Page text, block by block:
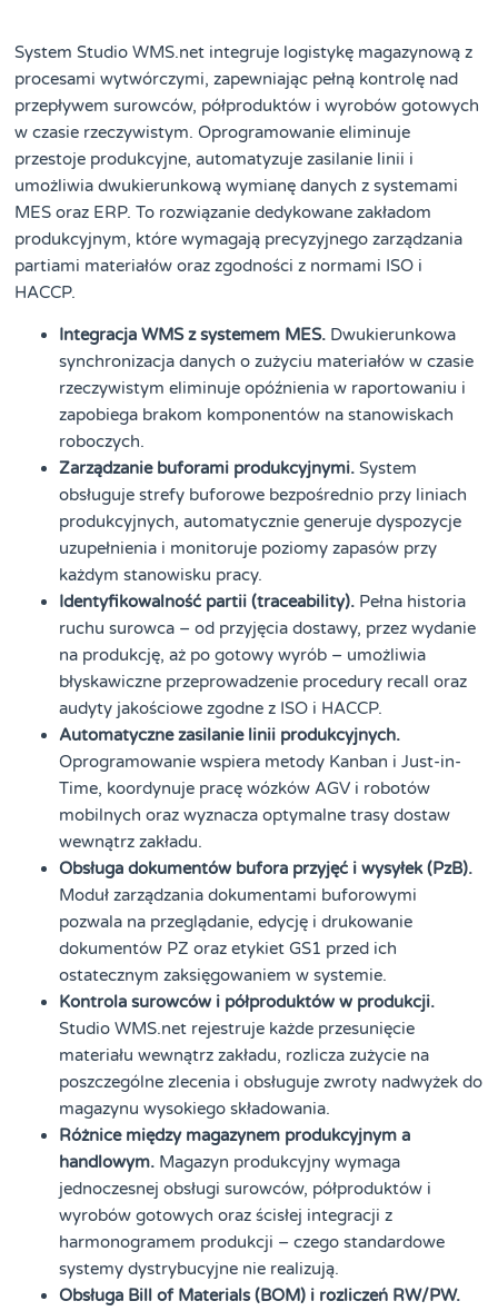
System Studio WMS.net integruje logistykę magazynową z
procesami wytwórczymi, zapewniając pełną kontrolę nad
przepływem surowców, półproduktów i wyrobów gotowych
w czasie rzeczywistym. Oprogramowanie eliminuje
przestoje produkcyjne, automatyzuje zasilanie linii i
umożliwia dwukierunkową wymianę danych z systemami
MES oraz ERP. To rozwiązanie dedykowane zakładom
produkcyjnym, które wymagają precyzyjnego zarządzania
partiami materiałów oraz zgodności z normami ISO i
HACCP.
Integracja WMS z systemem MES. Dwukierunkowa
synchronizacja danych o zużyciu materiałów w czasie
rzeczywistym eliminuje opóźnienia w raportowaniu i
zapobiega brakom komponentów na stanowiskach
roboczych.
Zarządzanie buforami produkcyjnymi. System
obsługuje strefy buforowe bezpośrednio przy liniach
produkcyjnych, automatycznie generuje dyspozycje
uzupełnienia i monitoruje poziomy zapasów przy
każdym stanowisku pracy.
Identyfikowalność partii (traceability). Pełna historia
ruchu surowca – od przyjęcia dostawy, przez wydanie
na produkcję, aż po gotowy wyrób – umożliwia
błyskawiczne przeprowadzenie procedury recall oraz
audyty jakościowe zgodne z ISO i HACCP.
Automatyczne zasilanie linii produkcyjnych.
Oprogramowanie wspiera metody Kanban i Just-in-
Time, koordynuje pracę wózków AGV i robotów
mobilnych oraz wyznacza optymalne trasy dostaw
wewnątrz zakładu.
Obsługa dokumentów bufora przyjęć i wysyłek (PzB).
Moduł zarządzania dokumentami buforowymi
pozwala na przeglądanie, edycję i drukowanie
dokumentów PZ oraz etykiet GS1 przed ich
ostatecznym zaksięgowaniem w systemie.
Kontrola surowców i półproduktów w produkcji.
Studio WMS.net rejestruje każde przesunięcie
materiału wewnątrz zakładu, rozlicza zużycie na
poszczególne zlecenia i obsługuje zwroty nadwyżek do
magazynu wysokiego składowania.
Różnice między magazynem produkcyjnym a
handlowym. Magazyn produkcyjny wymaga
jednoczesnej obsługi surowców, półproduktów i
wyrobów gotowych oraz ścisłej integracji z
harmonogramem produkcji – czego standardowe
systemy dystrybucyjne nie realizują.
Obsługa Bill of Materials (BOM) i rozliczeń RW/PW.